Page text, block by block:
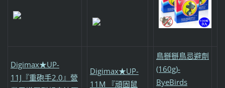
Digimax★UP-
11J『重砲手2.0』營
Digimax★UP-
11M 『頑固鼠
鳥掰掰鳥忌避劑
(160g)-
ByeBirds